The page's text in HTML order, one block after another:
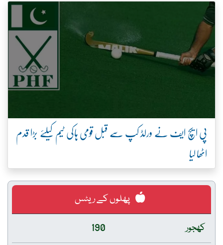
پی ایچ ایف نے ورلڈ کپ سے قبل قومی ہاکی ٹیم کیلئے بڑا قدم
اٹھا لیا
پھلوں کے ریٹس
کھجور
190